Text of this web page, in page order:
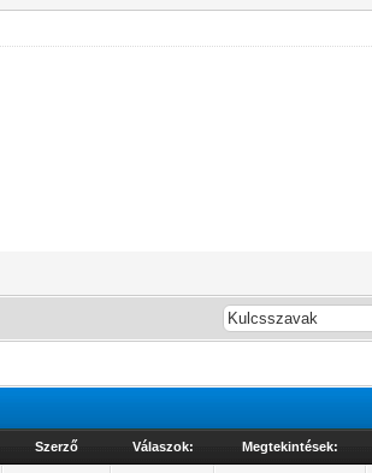
Szerző Válaszok: Megtekintések: